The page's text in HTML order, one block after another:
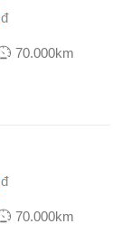
70.000km
đ
70.000km
đ